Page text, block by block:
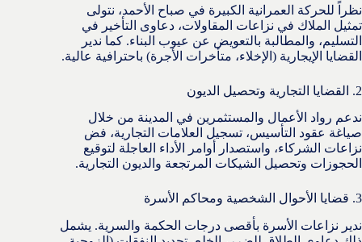
نظراً للحركة العمرانية الكبيرة في صباح الأحمد، نتولى
تمثيل الملاك في نزاعات المقاولات، دعاوى التأخير في
التسليم، والمطالبة بالتعويض عن عيوب البناء. كما ندير
القضايا الإيجارية (الإخلاء، متأخرات الأجرة) باحترافية عالية.
2. القضايا التجارية وتحصيل الديون
ندعم رواد الأعمال والمستثمرين في المدينة من خلال
صياغة عقود التأسيس، تسجيل العلامات التجارية، فض
نزاعات الشركاء، واستصدار أوامر الأداء العاجلة لتوقيع
الحجوزات وتحصيل الشيكات المرتجعة والديون التجارية.
3. قضايا الأحوال الشخصية ومحاكم الأسرة
ندير نزاعات الأسرة بأقصى درجات الحكمة والسرية. يشمل